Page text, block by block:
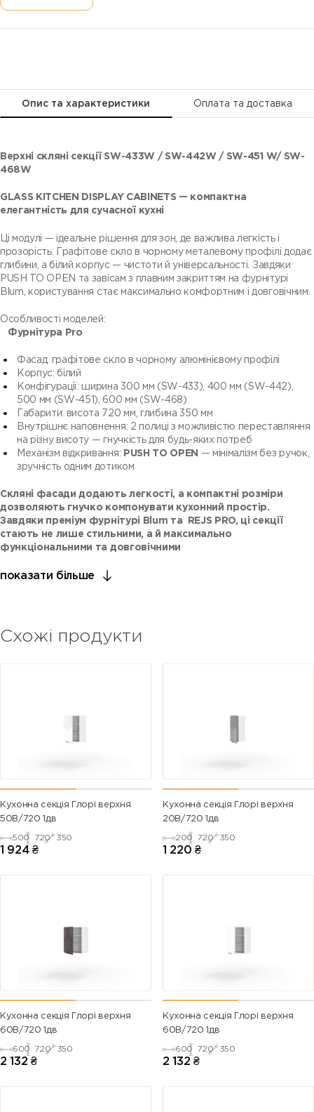
Опис та характеристики Оплата та доставка
Верхні скляні секції SW-433W / SW-442W / SW-451 W/ SW-
468W
GLASS KITCHEN DISPLAY CABINETS — компактна
елегантність для сучасної кухні
Ці модулі — ідеальне рішення для зон, де важлива легкість і
прозорість. Графітове скло в чорному металевому профілі додає
глибини, а білий корпус — чистоти й універсальності. Завдяки
PUSH TO OPEN та завісам з плавним закриттям на фурнітурі
Blum, користування стає максимально комфортним і довговічним.
Особливості моделей:
Фурнітура Pro
Фасад: графітове скло в чорному алюмінієвому профілі
Корпус: білий
Конфігурації: ширина 300 мм (SW-433), 400 мм (SW-442),
500 мм (SW-451), 600 мм (SW-468)
Габарити: висота 720 мм, глибина 350 мм
Внутрішнє наповнення: 2 полиці з можливістю переставляння
на різну висоту — гнучкість для будь-яких потреб
Механізм відкривання: PUSH TO OPEN
— мінімалізм без ручок,
зручність одним дотиком
Скляні фасади додають легкості, а компактні розміри
дозволяють гнучко компонувати кухонний простір.
Завдяки преміум фурнітурі Blum та REJS PRO, ці секції
стають не лише стильними, а й максимально
функціональними та довговічними
показати більше
Схожі продукти
Кухонна секція Глорі верхня
50В/720 1дв
500 720 350
1 924 ₴
Кухонна секція Глорі верхня
20В/720 1дв
200 720 350
1 220 ₴
Кухонна секція Глорі верхня
60В/720 1дв
600 720 350
2 132 ₴
Кухонна секція Глорі верхня
60В/720 1дв
600 720 350
2 132 ₴